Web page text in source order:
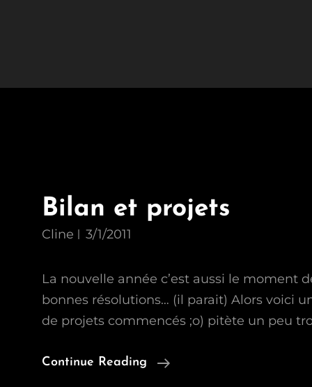
Bilan et projets
Cline 3/1/2011
La nouvelle année c’est aussi le moment
bonnes résolutions… (il parait) Alors voici
de projets commencés ;o) pitète un peu
Continue Reading
Bilan